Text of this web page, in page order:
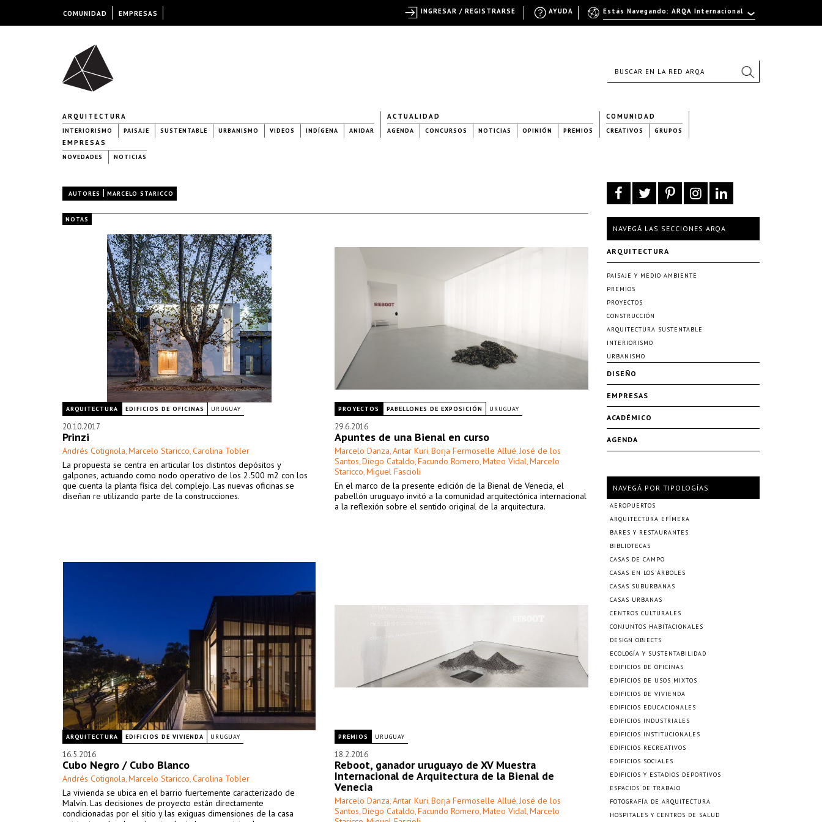
ARQUITECTURA
INTERIORISMO PAISAJE SUSTENTABLE URBANISMO VIDEOS INDÍGENA ANIDAR
ACTUALIDAD
AGENDA CONCURSOS NOTICIAS OPINIÓN PREMIOS
COMUNIDAD
CREATIVOS GRUPOS
EMPRESAS
NOVEDADES NOTICIAS
AUTORES | MARCELO STARICCO
NOTAS
ARQUITECTURA EDIFICIOS DE OFICINAS URUGUAY
20.10.2017
Prinzi
Andrés Cotignola, Marcelo Staricco, Carolina Tobler
La propuesta se centra en articular los distintos depósitos y
galpones, actuando como nodo operativo de los 2.500 m2 con los
que cuenta la planta física del complejo. Las nuevas oficinas se
diseñan re utilizando parte de la construcciones.
PROYECTOS PABELLONES DE EXPOSICIÓN URUGUAY
29.6.2016
Apuntes de una Bienal en curso
Marcelo Danza, Antar Kuri, Borja Fermoselle Allué, José de los
Santos, Diego Cataldo, Facundo Romero, Mateo Vidal, Marcelo
Staricco, Miguel Fascioli
En el marco de la presente edición de la Bienal de Venecia, el
pabellón uruguayo invitó a la comunidad arquitectónica internacional
a la reflexión sobre el sentido original de la arquitectura.
ARQUITECTURA EDIFICIOS DE VIVIENDA URUGUAY
16.5.2016
Cubo Negro / Cubo Blanco
Andrés Cotignola, Marcelo Staricco, Carolina Tobler
La vivienda se ubica en el barrio fuertemente caracterizado de
Malvín. Las decisiones de proyecto están directamente
condicionadas por el sitio y las exiguas dimensiones de la casa
PREMIOS URUGUAY
18.2.2016
Reboot, ganador uruguayo de XV Muestra
Internacional de Arquitectura de la Bienal de
Venecia
Marcelo Danza, Antar Kuri, Borja Fermoselle Allué, José de los
Santos, Diego Cataldo, Facundo Romero, Mateo Vidal, Marcelo
NAVEGÁ LAS SECCIONES ARQA
ARQUITECTURA
PAISAJE Y MEDIO AMBIENTE
PREMIOS
PROYECTOS
CONSTRUCCIÓN
ARQUITECTURA SUSTENTABLE
INTERIORISMO
URBANISMO
DISEÑO
EMPRESAS
ACADÉMICO
AGENDA
NAVEGÁ POR TIPOLOGÍAS
AEROPUERTOS
ARQUITECTURA EFÍMERA
BARES Y RESTAURANTES
BIBLIOTECAS
CASAS DE CAMPO
CASAS EN LOS ÁRBOLES
CASAS SUBURBANAS
CASAS URBANAS
CENTROS CULTURALES
CONJUNTOS HABITACIONALES
DESIGN OBJECTS
ECOLOGÍA Y SUSTENTABILIDAD
EDIFICIOS DE OFICINAS
EDIFICIOS DE USOS MIXTOS
EDIFICIOS DE VIVIENDA
EDIFICIOS EDUCACIONALES
EDIFICIOS INDUSTRIALES
EDIFICIOS INSTITUCIONALES
EDIFICIOS RECREATIVOS
EDIFICIOS SOCIALES
EDIFICIOS Y ESTADIOS DEPORTIVOS
ESPACIOS DE TRABAJO
FOTOGRAFÍA DE ARQUITECTURA
HOSPITALES Y CENTROS DE SALUD
COMUNIDAD EMPRESAS Estás Navegando: ARQA Internacional
AYUDA
INGRESAR / REGISTRARSE